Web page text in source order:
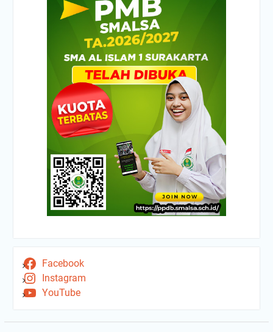
Facebook
Instagram
YouTube